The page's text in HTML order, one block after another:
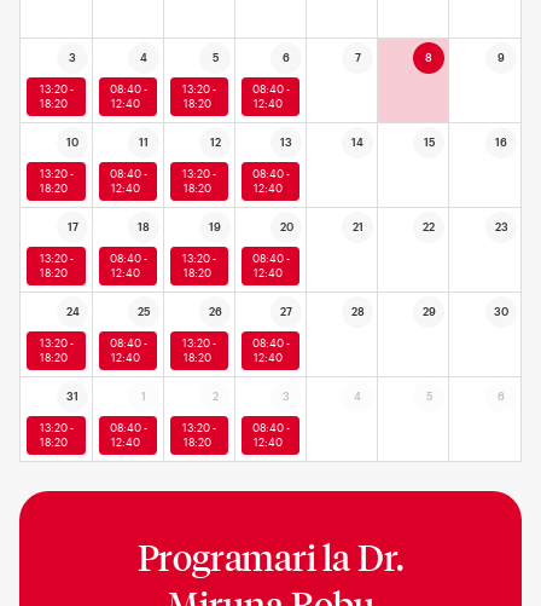
3 4 5 6 7 8 9
13:20 -
18:20
08:40 -
12:40
13:20 -
18:20
08:40 -
12:40
10 11 12 13 14 15 16
13:20 -
18:20
08:40 -
12:40
13:20 -
18:20
08:40 -
12:40
17 18 19 20 21 22 23
13:20 -
18:20
08:40 -
12:40
13:20 -
18:20
08:40 -
12:40
24 25 26 27 28 29 30
13:20 -
18:20
08:40 -
12:40
13:20 -
18:20
08:40 -
12:40
31 1 2 3 4 5 6
13:20 -
18:20
08:40 -
12:40
13:20 -
18:20
08:40 -
12:40
Programari laDr.